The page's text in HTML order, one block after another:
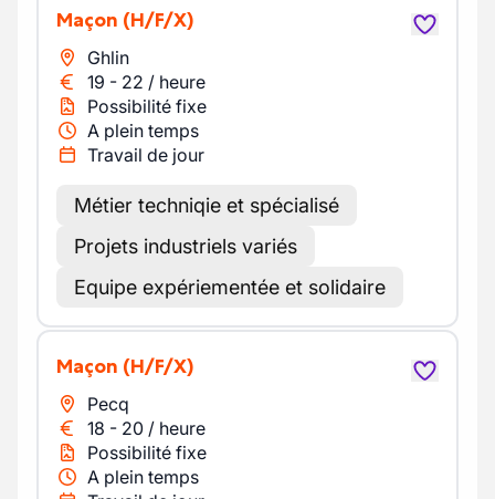
Maçon (H/F/X)
Ghlin
19 - 22 / heure
Possibilité fixe
A plein temps
Travail de jour
Métier techniqie et spécialisé
Projets industriels variés
Equipe expériementée et solidaire
Maçon (H/F/X)
Pecq
18 - 20 / heure
Possibilité fixe
A plein temps